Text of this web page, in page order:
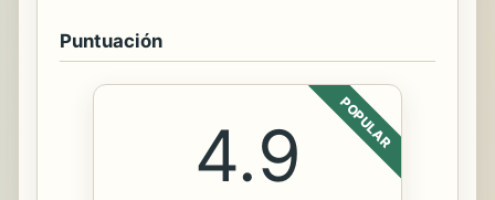
Puntuación
POPULAR
4.9